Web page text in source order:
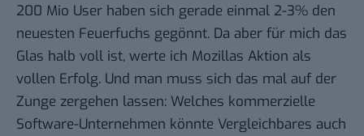
200 Mio User haben sich gerade einmal 2-3% den
neuesten Feuerfuchs gegönnt. Da aber für mich das
Glas halb voll ist, werte ich Mozillas Aktion als
vollen Erfolg. Und man muss sich das mal auf der
Zunge zergehen lassen: Welches kommerzielle
Software-Unternehmen könnte Vergleichbares auch